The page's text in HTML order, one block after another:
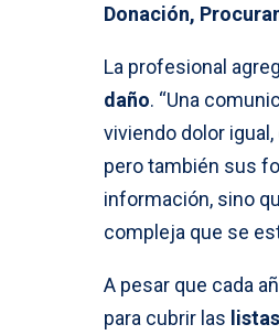
Donación,
La profesional
daño. “Una
viviendo dolor
pero también sus
información, sino
compleja que se
A pesar que cada
para cubrir las